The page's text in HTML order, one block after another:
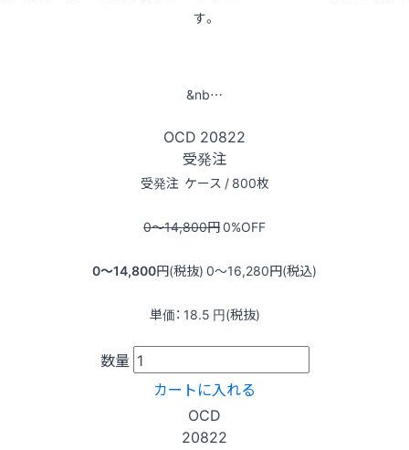
す。
&nb…
OCD 20822
受発注
受発注 ケース / 800枚
0〜14,800円0%OFF
0〜14,800円(税抜) 0〜16,280円(税込)
単価： 18.5 円(税抜)
数量
カートに入れる
OCD
20822